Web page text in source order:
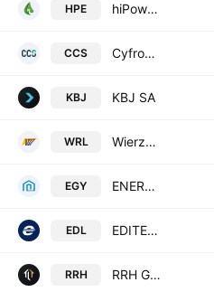
HPE hiPower Energy spoyka akcyjna
CCS Cyfrowe Centrum Serwisowe SA
KBJ KBJ SA
WRL Wierzyciel S.A.
EGY ENERGY S.A.
EDL EDITEL Polska S.A.
RRH RRH Group S.A.